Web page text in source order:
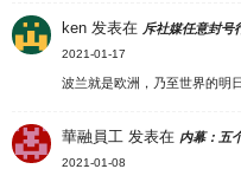
ken 发表在 斥社媒任意封号
2021-01-17
波兰就是欧洲，乃至世界的明
華融員工 发表在 内幕：五
2021-01-08